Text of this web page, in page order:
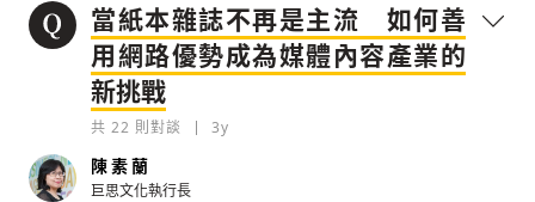
列，但是我覺得素蘭姐過去這段時間的這
些經歷，對我個人來說，或是對於接下來
想要跟節目的聽眾朋友分享的一個主題，
由她來跟我們談是最好的。兩個方面，一
個是女性創業者，我剛才有提了，在媒體
這個行業，女性創業者不知道為什麼特別
多；第二個事情是媒體的創業，其實過去
檢舉留言
您覺得這 20 年，現在跟 20 年前您那時
候在創業的時候，您覺得媒體有什麼最重
要的不同？
0
當紙本雜誌不再是主流 如何善
用網路優勢成為媒體內容產業的
新挑戰
共 22 則對談 3y
陳素蘭
巨思文化執行長